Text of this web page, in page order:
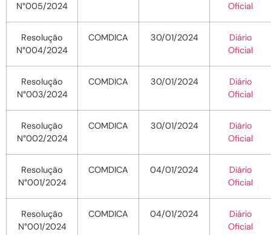
N°005/2024
Oficial
Resolução
N°004/2024
COMDICA 30/01/2024
Diário
Oficial
Resolução
N°003/2024
COMDICA 30/01/2024
Diário
Oficial
Resolução
N°002/2024
COMDICA 30/01/2024
Diário
Oficial
Resolução
N°001/2024
COMDICA 04/01/2024
Diário
Oficial
Resolução
N°001/2024
COMDICA 04/01/2024
Diário
Oficial